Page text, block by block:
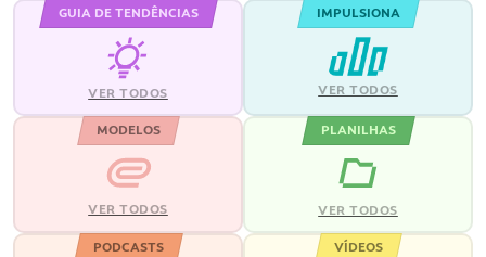
GUIA DE TENDÊNCIAS
VER TODOS
IMPULSIONA
VER TODOS
MODELOS
VER TODOS
PLANILHAS
VER TODOS
PODCASTS VÍDEOS